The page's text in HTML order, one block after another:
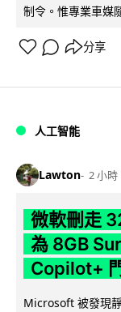
制令。惟專業車媒
分享
人工智能
Lawton 2 小時
微軟刪走
為 8GB
Copilot+
Microsoft 被發現